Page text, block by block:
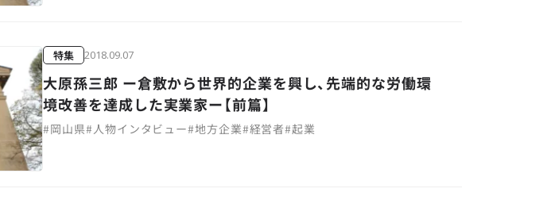
特集 2018.09.07
大原孫三郎 ー倉敷から世界的企業を興し、先端的な労働環
境改善を達成した実業家ー【前篇】
#岡山県#人物インタビュー#地方企業#経営者#起業